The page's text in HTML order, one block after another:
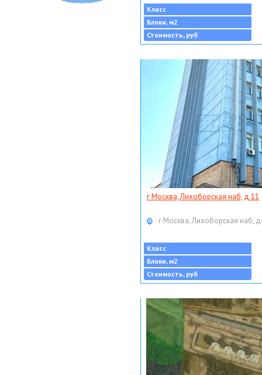
Класс
Блоки, м2
Стоимость, руб
г Москва, Лихоборская наб, д 11
г Москва, Лихоборская наб,
Класс
Блоки, м2
Стоимость, руб